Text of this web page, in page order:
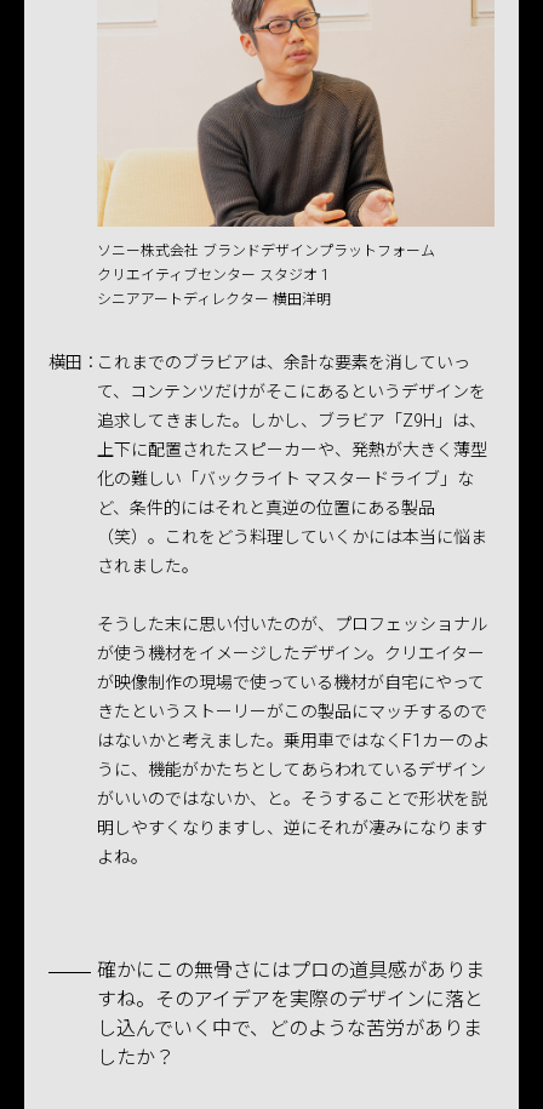
ソニー株式会社 ブランドデザインプラットフォーム
クリエイティブセンター スタジオ 1
シニアアートディレクター 横田洋明
横田： これまでのブラビアは、余計な要素を消していっ
て、コンテンツだけがそこにあるというデザインを
追求してきました。しかし、ブラビア「Z9H」は、
上下に配置されたスピーカーや、発熱が大きく薄型
化の難しい「バックライト マスタードライブ」な
ど、条件的にはそれと真逆の位置にある製品
（笑）。これをどう料理していくかには本当に悩ま
されました。
そうした末に思い付いたのが、プロフェッショナル
が使う機材をイメージしたデザイン。クリエイター
が映像制作の現場で使っている機材が自宅にやって
きたというストーリーがこの製品にマッチするので
はないかと考えました。乗用車ではなくF1カーのよ
うに、機能がかたちとしてあらわれているデザイン
がいいのではないか、と。そうすることで形状を説
明しやすくなりますし、逆にそれが凄みになります
よね。
確かにこの無骨さにはプロの道具感がありま
すね。そのアイデアを実際のデザインに落と
し込んでいく中で、どのような苦労がありま
したか？